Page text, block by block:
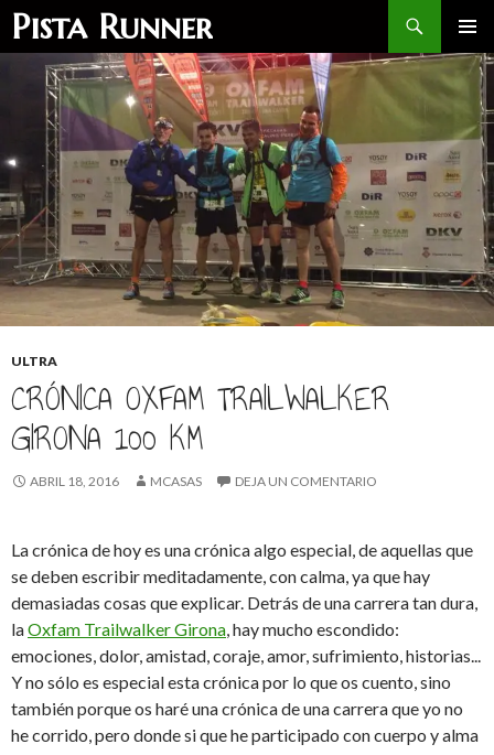
Pista Runner
Buscar
MENÚ
SALTAR
CONTENIDO
ULTRA
CRÓNICA OXFAM TRAILWALKER
GIRONA 100 KM
ABRIL 18, 2016 MCASAS DEJA UN COMENTARIO
La crónica de hoy es una crónica algo especial, de aquellas que
se deben escribir meditadamente, con calma, ya que hay
demasiadas cosas que explicar. Detrás de una carrera tan dura,
laOxfam Trailwalker Girona, hay mucho escondido:
emociones, dolor, amistad, coraje, amor, sufrimiento, historias...
Y no sólo es especial esta crónica por lo que os cuento, sino
también porque os haré una crónica de una carrera que yo no
he corrido, pero donde si que he participado con cuerpo y alma